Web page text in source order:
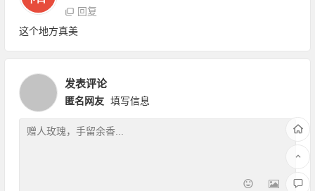
回复
这个地方真美
发表评论
匿名网友 填写信息